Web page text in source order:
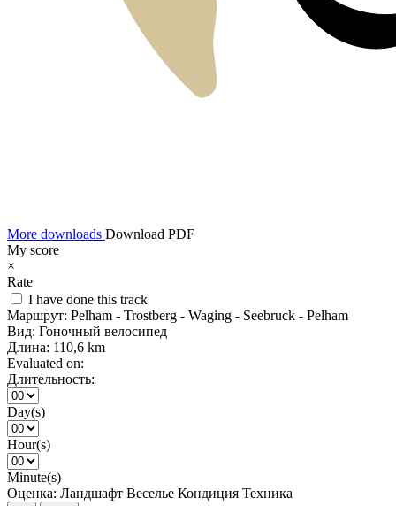
More downloads Download PDF
My score
×
Rate
I have done this track
Маршрут: Pelham - Trostberg - Waging - Seebruck - Pelham
Вид: Гоночный велосипед
Длина: 110,6 km
Evaluated on:
Длительность:
Day(s)
Hour(s)
Minute(s)
Оценка: Ландшафт Веселье Кондиция Техника